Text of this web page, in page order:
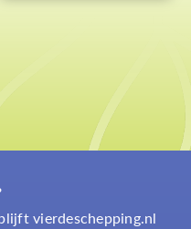
vierdeschepping.nl